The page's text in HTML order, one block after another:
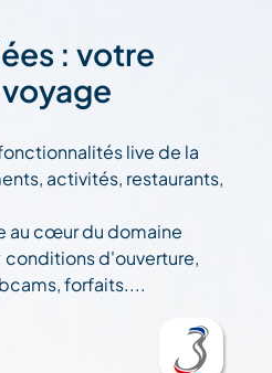
: votre
live de la
activités, restaurants,
au cœur du domaine
conditions d'ouverture,
forfaits....